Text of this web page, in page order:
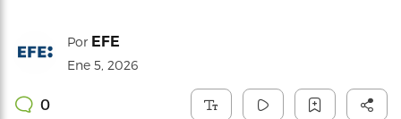
Por EFE
Ene 5, 2026
0